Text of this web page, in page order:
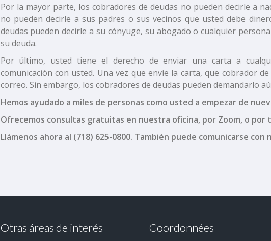
Por la mayor parte, los cobradores de deudas no pueden decirle a
no pueden decirle a sus padres o sus vecinos que usted debe
deudas pueden decirle a su cónyuge, su abogado o cualquier
su deuda.
Por último, usted tiene el derecho de enviar una carta a
comunicación con usted. Una vez que envíe la carta, que cobrador
correo. Sin embargo, los cobradores de deudas pueden demandarlo
Hemos ayudado a miles de personas como usted a empezar de
Ofrecemos consultas gratuitas en nuestra oficina, por Zoom, o por
Llámenos ahora al (718) 625-0800. También puede comunicarse con
Otras áreas de interés Coordonnées